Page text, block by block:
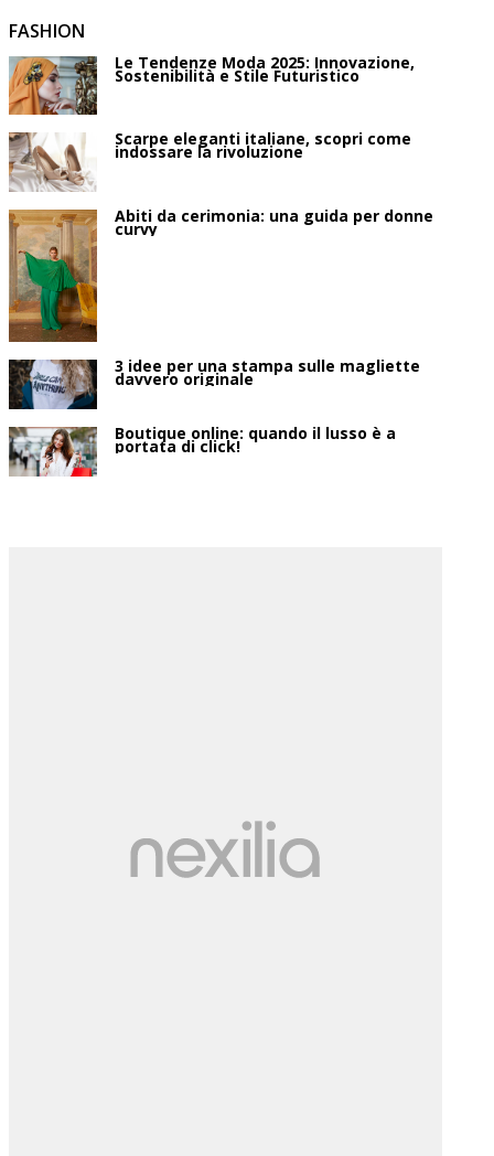
FASHION
Le Tendenze Moda 2025: Innovazione,
Sostenibilità e Stile Futuristico
Scarpe eleganti italiane, scopri come
indossare la rivoluzione
Abiti da cerimonia: una guida per donne
curvy
3 idee per una stampa sulle magliette
davvero originale
Boutique online: quando il lusso è a
portata di click!